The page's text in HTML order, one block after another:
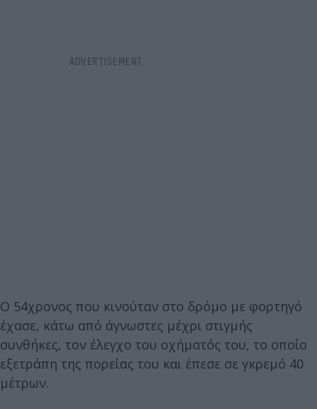
Ο 54χρονος που κινούταν στο δρόμο με φορτηγό
έχασε, κάτω από άγνωστες μέχρι στιγμής
συνθήκες, τον έλεγχο του οχήματός του, το οποίο
εξετράπη της πορείας του και έπεσε σε γκρεμό 40
μέτρων.